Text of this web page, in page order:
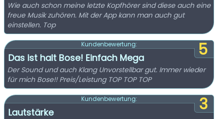
Wie auch schon meine letzte Kopfhörer sind diese auch eine
freue Musik zuhören. Mit der App kann man auch gut
einstellen. Top
5
Kundenbewertung:
Das ist halt Bose! Einfach Mega
Der Sound und auch Klang Unvorstellbar gut. Immer wieder
für mich Bose!! Preis/Leistung TOP TOP TOP
3
Kundenbewertung:
Lautstärke